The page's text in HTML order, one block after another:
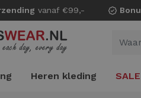
vanaf €99,-
Heren kleding SALE